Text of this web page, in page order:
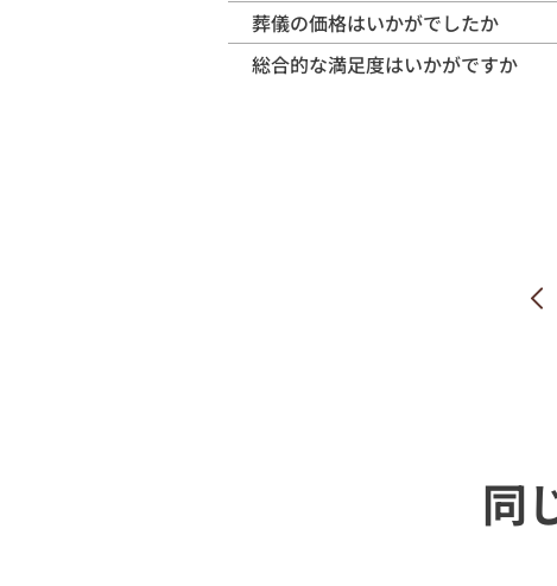
葬儀の価格はいかがでしたか
総合的な満足度はいかがですか
同